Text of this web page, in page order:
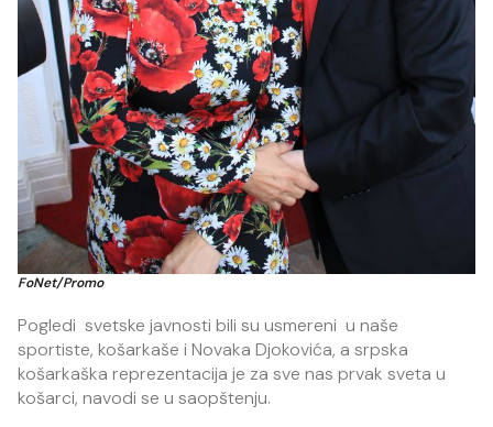
FoNet/Promo
Pogledi svetske javnosti bili su usmereni u naše
sportiste, košarkaše i Novaka Djokovića, a srpska
košarkaška reprezentacija je za sve nas prvak sveta u
košarci, navodi se u saopštenju.